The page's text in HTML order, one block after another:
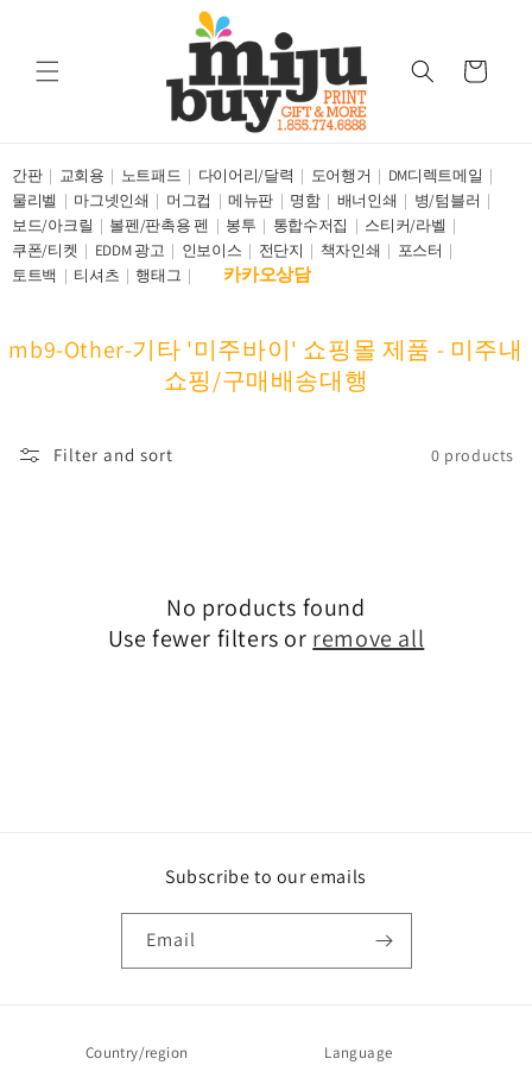
Cart
간판 교회용 노트패드 다이어리/달력 도어행거
DM디렉트메일
물리벨
마그넷인쇄 머그컵 메뉴판 명함 배너인쇄
병/텀블러
보드/아크릴
볼펜/판촉용 펜 봉투 통합수저집
스티커/라벨
쿠폰/티켓
EDDM 광고 인보이스 전단지 책자인쇄
포스터
토트백
티셔츠 행태그 카카오상담
C
mb9-Other-기타 '미주바이' 쇼핑몰 제품 - 미주내
쇼핑/구매배송대행
Filter and sort 0 products
No products found
Use fewer filters or remove all
Subscribe to our emails
Email
Country/region Language